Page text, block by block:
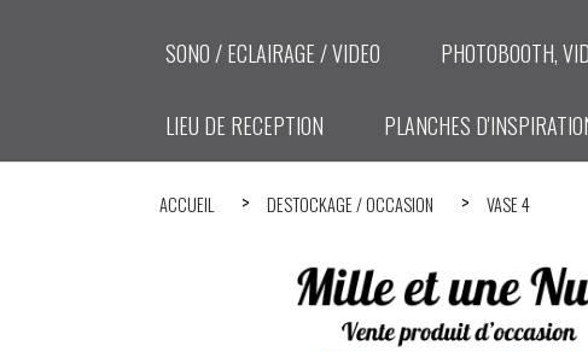
SONO / ECLAIRAGE / VIDEO PHOTOBOOTH,
LIEU DE RECEPTION PLANCHES
ACCUEIL DESTOCKAGE / OCCASION VASE 4